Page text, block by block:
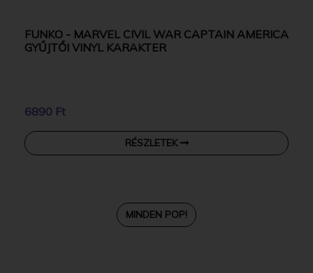
FUNKO - MARVEL CIVIL WAR CAPTAIN AMERICA
GYŰJTŐI VINYL KARAKTER
6890 Ft
RÉSZLETEK
MINDEN POP!